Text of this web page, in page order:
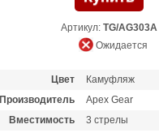
Артикул: TG/AG303A
Ожидается
Цвет
Камуфляж
Производитель
Apex Gear
Вместимость
3 стрелы